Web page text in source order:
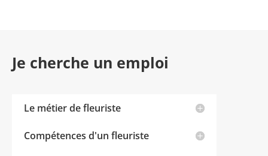
Je cherche un emploi
Le métier de fleuriste
Compétences d'un fleuriste